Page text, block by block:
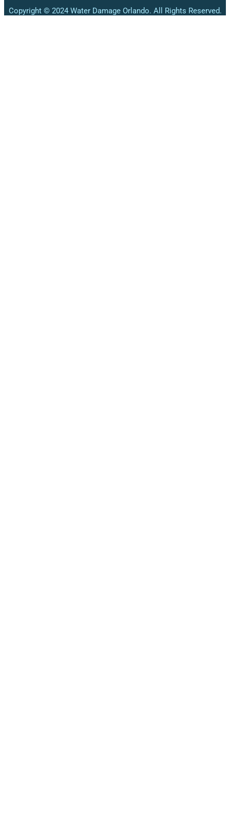
Copyright © 2024 Water Damage Orlando. All Rights Reserved.